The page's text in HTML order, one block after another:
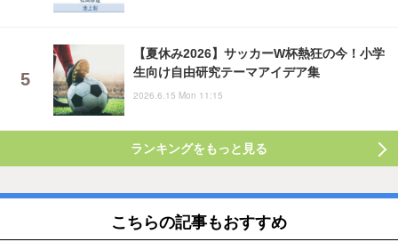
【夏休み2026】サッカーW杯熱狂の今！小学
生向け自由研究テーマアイデア集
2026.6.15 Mon 11:15
ランキングをもっと見る
こちらの記事もおすすめ